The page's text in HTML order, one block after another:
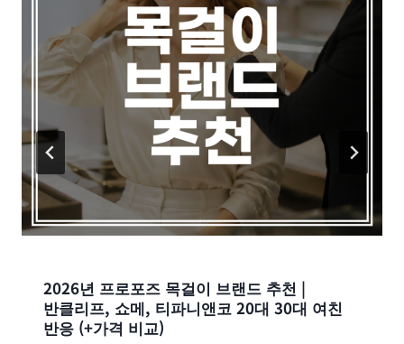
2026년 프로포즈 목걸이 브랜드 추천 |
반클리프, 쇼메, 티파니앤코 20대 30대 여친
반응 (+가격 비교)